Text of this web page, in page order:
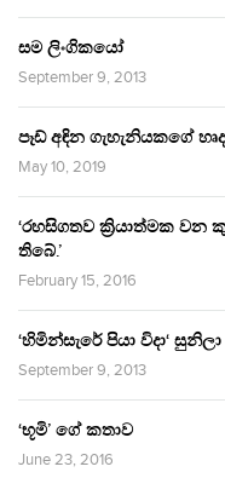
සම ලිංගිකයෝ
September 9, 2013
පෑඩ් අඳින ගැහැනියකගේ
May 10, 2019
‘රහසිගතව ක්‍රියාත්මක වන
තිබේ.’
February 15, 2016
‘හිමින්සැරේ පියා විදා‘
September 9, 2013
‘භූමි’ ගේ කතාව
June 23, 2016